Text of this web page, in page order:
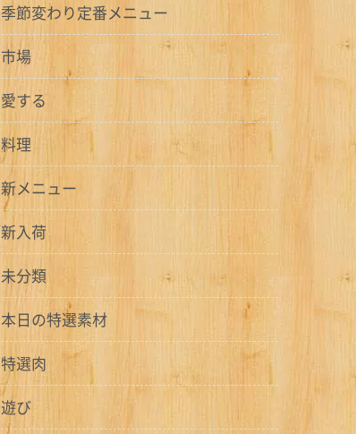
季節変わり定番メニュー
市場
愛する
料理
新メニュー
新入荷
未分類
本日の特選素材
特選肉
遊び